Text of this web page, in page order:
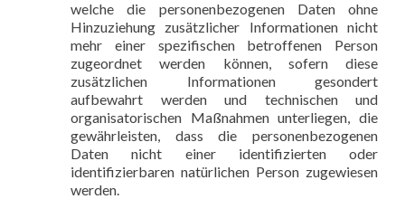
welche die personenbezogenen Daten ohne
Hinzuziehung zusätzlicher Informationen nicht
mehr einer spezifischen betroffenen Person
zugeordnet werden können, sofern diese
zusätzlichen Informationen gesondert
aufbewahrt werden und technischen und
organisatorischen Maßnahmen unterliegen, die
gewährleisten, dass die personenbezogenen
Daten nicht einer identifizierten oder
identifizierbaren natürlichen Person zugewiesen
werden.